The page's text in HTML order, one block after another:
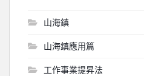
山海鎮
山海鎮應用篇
工作事業提昇法